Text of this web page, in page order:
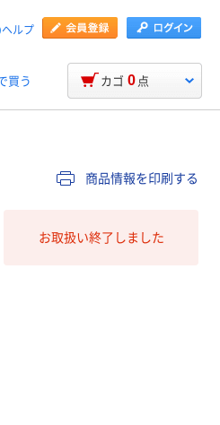
ヘルプ
買う カゴ 0 点
商品情報を印刷する
お取扱い終了しました